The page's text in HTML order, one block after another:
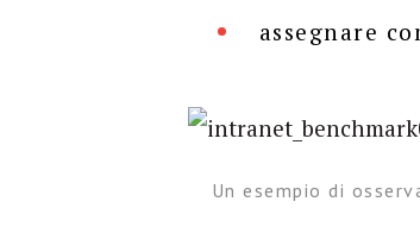
assegnare
Un esempio di